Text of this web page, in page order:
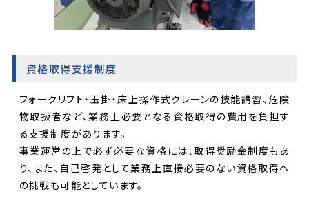
資格取得支援制度
フォークリフト・玉掛・床上操作式クレーンの技能講習、危険
物取扱者など、業務上必要となる資格取得の費用を負担す
る支援制度があります。
事業運営の上で必ず必要な資格には、取得奨励金制度もあ
り、また、自己啓発として業務上直接必要のない資格取得へ
の挑戦も可能としています。